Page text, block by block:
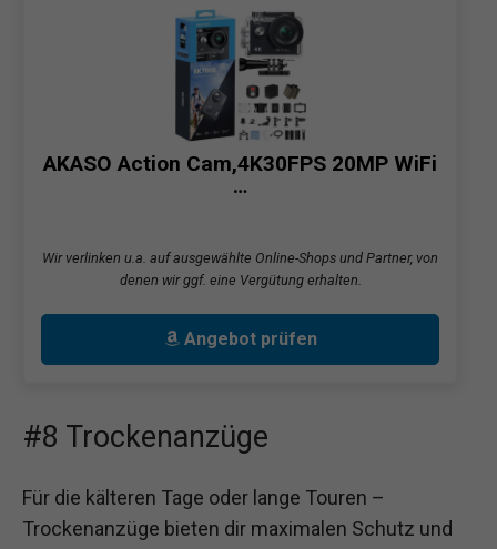
AKASO Action Cam,4K30FPS 20MP WiFi
…
Wir verlinken u.a. auf ausgewählte Online-Shops und Partner, von
denen wir ggf. eine Vergütung erhalten.
Angebot prüfen
#8 Trockenanzüge
Für die kälteren Tage oder lange Touren –
Trockenanzüge bieten dir maximalen Schutz und